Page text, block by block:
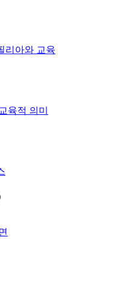
리아와 교육
육적 의미